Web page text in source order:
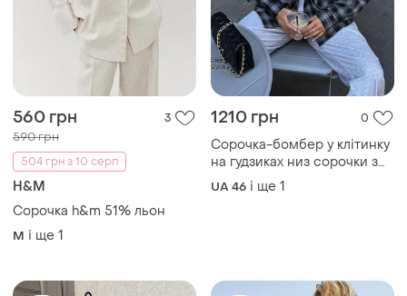
560 грн 3
590 грн
504 грн з 10 серп
H&M
Сорочка h&m 51% льон
M і ще 1
1210 грн 0
Сорочка-бомбер у клітинку
на гудзиках низ сорочки з
куліскою з подвійним
капюшоном з кишенями
UA 46 і ще 1